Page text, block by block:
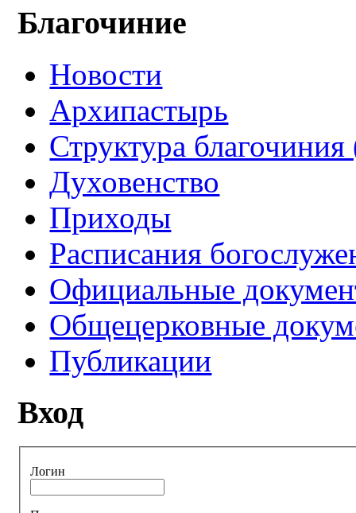
Благочиние
Новости
Архипастырь
Структура
Духовенство
Приходы
Расписания
Официальные
Общецерковные
Публикации
Вход
Логин